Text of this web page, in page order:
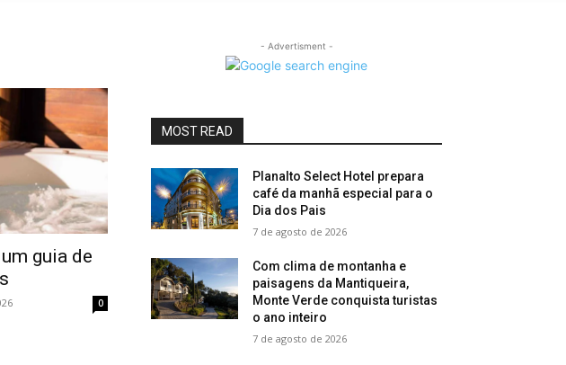
guia de
0
- Advertisment -
MOST READ
Planalto Select Hotel prepara
café da manhã especial para o
Dia dos Pais
7 de agosto de 2026
Com clima de montanha e
paisagens da Mantiqueira,
Monte Verde conquista turistas
o ano inteiro
7 de agosto de 2026